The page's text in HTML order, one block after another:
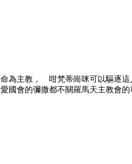
為主教， 咁梵蒂崗咪可以驅逐這
會的彌撒都不關羅馬天主教會的